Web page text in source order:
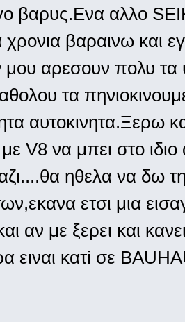
βαρυς.Ενα αλλο
βαραινω και
αρεσουν πολυ τα
τα
αυτοκινητα.Ξερω
V8 να μπει στο
ηθελα να δω
ετσι μια
αν με ξερει και
ειναι κατi σε